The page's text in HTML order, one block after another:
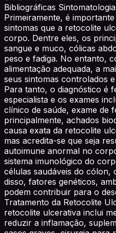
Bibliográficas
Primeiramente, é
sintomas que a retocolite
corpo. Dentre eles, os
sangue e muco, cólicas
peso e fadiga. No entanto,
alimentação adequada, a
seus sintomas controlados
Para tanto, o diagnóstico é
especialista e os exames
clínico de saúde, exame de
principalmente, achados
causa exata da retocolite
mas acredita-se que seja
autoimune anormal no
sistema imunológico do
células saudáveis ​​do cólon,
disso, fatores genéticos,
podem contribuir para o
Tratamento da Retocolite
retocolite ulcerativa inclui
reduzir a inflamação,